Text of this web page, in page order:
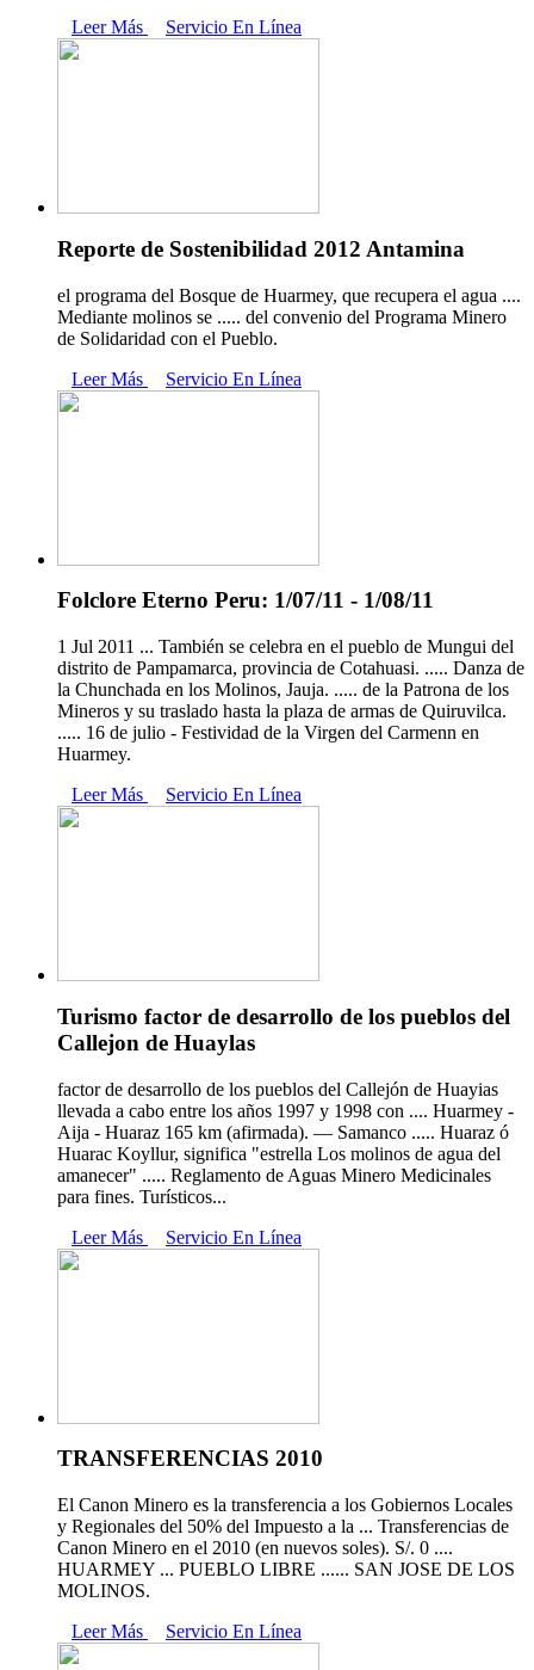
Leer Más
Servicio En Línea
Reporte de Sostenibilidad 2012 Antamina
el programa del Bosque de Huarmey, que recupera el agua ....
Mediante molinos se ..... del convenio del Programa Minero
de Solidaridad con el Pueblo.
Leer Más
Servicio En Línea
Folclore Eterno Peru: 1/07/11 - 1/08/11
1 Jul 2011 ... También se celebra en el pueblo de Mungui del
distrito de Pampamarca, provincia de Cotahuasi. ..... Danza de
la Chunchada en los Molinos, Jauja. ..... de la Patrona de los
Mineros y su traslado hasta la plaza de armas de Quiruvilca.
..... 16 de julio - Festividad de la Virgen del Carmenn en
Huarmey.
Leer Más
Servicio En Línea
Turismo factor de desarrollo de los pueblos del
Callejon de Huaylas
factor de desarrollo de los pueblos del Callejón de Huayias
llevada a cabo entre los años 1997 y 1998 con .... Huarmey -
Aija - Huaraz 165 km (afirmada). — Samanco ..... Huaraz ó
Huarac Koyllur, significa "estrella Los molinos de agua del
amanecer" ..... Reglamento de Aguas Minero Medicinales
para fines. Turísticos...
Leer Más
Servicio En Línea
TRANSFERENCIAS 2010
El Canon Minero es la transferencia a los Gobiernos Locales
y Regionales del 50% del Impuesto a la ... Transferencias de
Canon Minero en el 2010 (en nuevos soles). S/. 0 ....
HUARMEY ... PUEBLO LIBRE ...... SAN JOSE DE LOS
MOLINOS.
Leer Más
Servicio En Línea